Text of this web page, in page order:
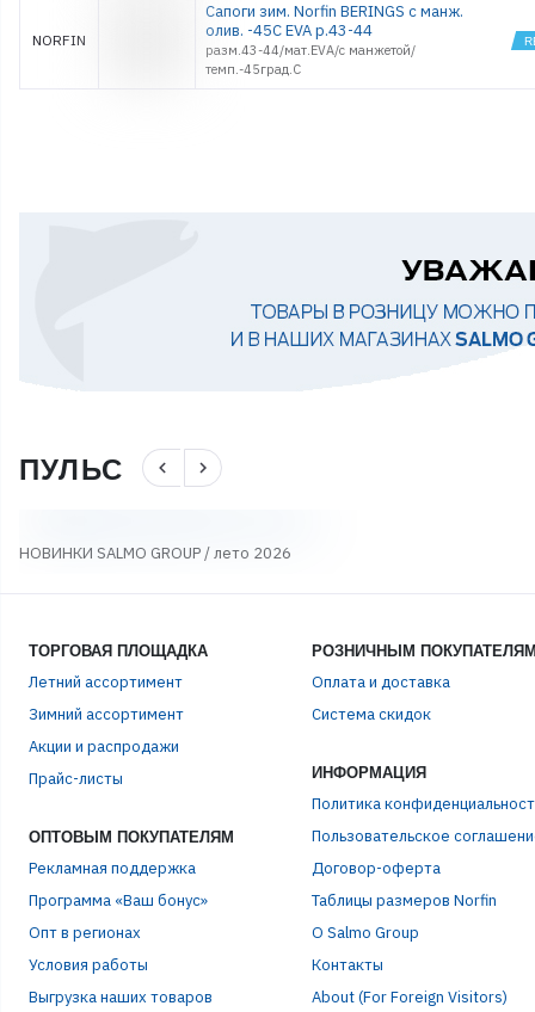
NORFIN
Сапоги зим. Norfin BERINGS с манж.
олив. -45С EVA р.43-44
разм.43-44/мат.EVA/с манжетой/
темп.-45град.С
ПУЛЬС navigate_before navigate_next
НОВИНКИ SALMO GROUP / лето 2026
ТОРГОВАЯ ПЛОЩАДКА
Летний ассортимент
Зимний ассортимент
Акции и распродажи
Прайс-листы
ОПТОВЫМ ПОКУПАТЕЛЯМ
Рекламная поддержка
Программа «Ваш бонус»
Опт в регионах
Условия работы
Выгрузка наших товаров
РОЗНИЧНЫМ
Оплата и доставка
Система скидок
ИНФОРМАЦИЯ
Политика
Пользовательское
Договор-оферта
Таблицы размеров Norfin
О Salmo Group
Контакты
About (For Foreign Visitors)